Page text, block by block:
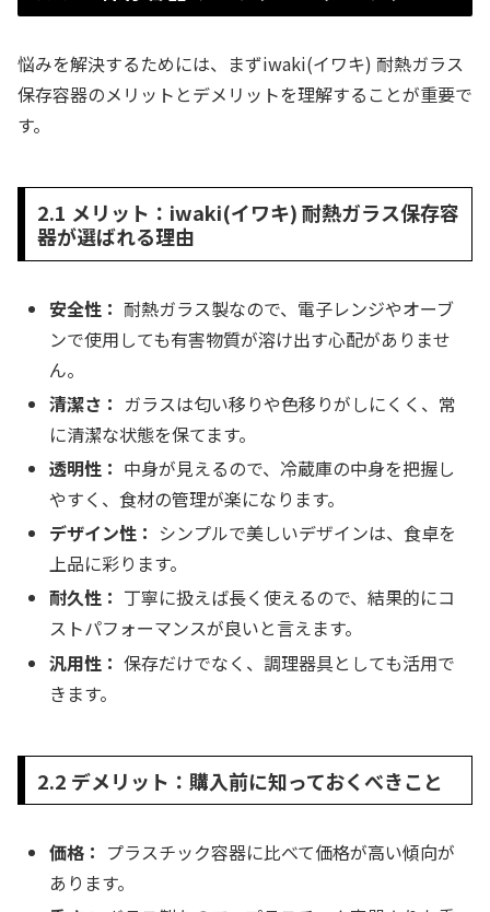
悩みを解決するためには、まずiwaki(イワキ) 耐熱ガラス
保存容器のメリットとデメリットを理解することが重要で
す。
2.1 メリット：iwaki(イワキ) 耐熱ガラス保存容
器が選ばれる理由
安全性： 耐熱ガラス製なので、電子レンジやオーブ
ンで使用しても有害物質が溶け出す心配がありませ
ん。
清潔さ： ガラスは匂い移りや色移りがしにくく、常
に清潔な状態を保てます。
透明性： 中身が見えるので、冷蔵庫の中身を把握し
やすく、食材の管理が楽になります。
デザイン性： シンプルで美しいデザインは、食卓を
上品に彩ります。
耐久性： 丁寧に扱えば長く使えるので、結果的にコ
ストパフォーマンスが良いと言えます。
汎用性： 保存だけでなく、調理器具としても活用で
きます。
2.2 デメリット：購入前に知っておくべきこと
価格： プラスチック容器に比べて価格が高い傾向が
あります。